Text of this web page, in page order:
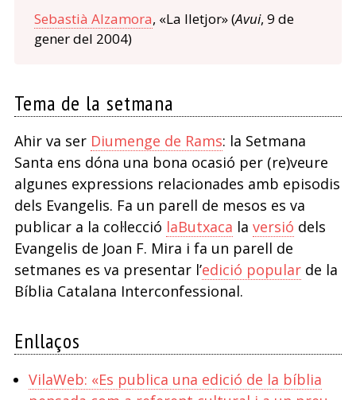
Sebastià Alzamora, «La lletjor» (Avui, 9 de
gener del 2004)
Tema de la setmana
Ahir va ser Diumenge de Rams: la Setmana
Santa ens dóna una bona ocasió per (re)veure
algunes expressions relacionades amb episodis
dels Evangelis. Fa un parell de mesos es va
publicar a la col·lecció laButxaca la versió dels
Evangelis de Joan F. Mira i fa un parell de
setmanes es va presentar l’edició popularde la
Bíblia Catalana Interconfessional.
Enllaços
VilaWeb: «Es publica una edició de la bíblia